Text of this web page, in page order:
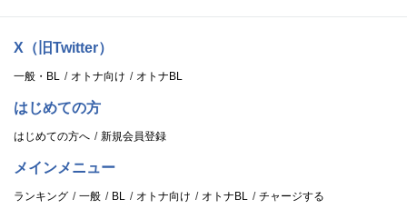
X（旧Twitter）
一般・BL オトナ向け オトナBL
はじめての方
はじめての方へ 新規会員登録
メインメニュー
ランキング 一般 BL オトナ向け オトナBL チャージする